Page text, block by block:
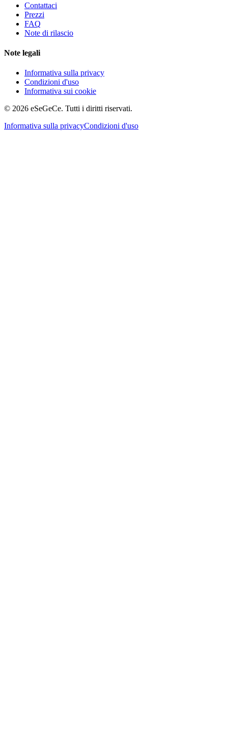
Contattaci
Prezzi
FAQ
Note di rilascio
Note legali
Informativa sulla privacy
Condizioni d'uso
Informativa sui cookie
© 2026 eSeGeCe. Tutti i diritti riservati.
Informativa sulla privacyCondizioni d'uso